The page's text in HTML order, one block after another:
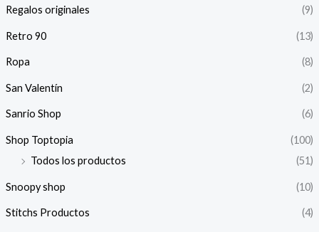
Regalos originales (9)
Retro 90 (13)
Ropa (8)
San Valentín (2)
Sanrio Shop (6)
Shop Toptopia
(100)
Todos los productos
(51)
Snoopy shop (10)
Stitchs Productos (4)